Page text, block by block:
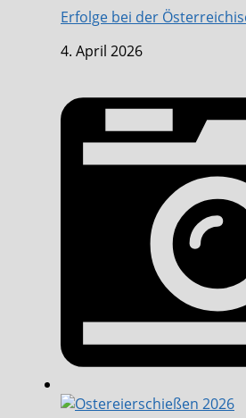
Erfolge bei der
4. April 2026